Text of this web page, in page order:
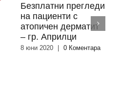
Безплатни прегледи
на пациенти с
атопичен дерматит
– гр. Априлци
8 юни 2020 0 Коментара